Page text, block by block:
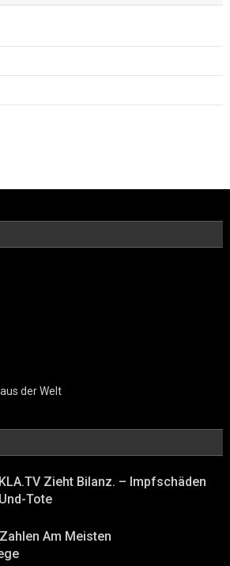
der Welt
KLA.TV Zieht Bilanz. – Impfschäden
Und-Tote
Am Meisten